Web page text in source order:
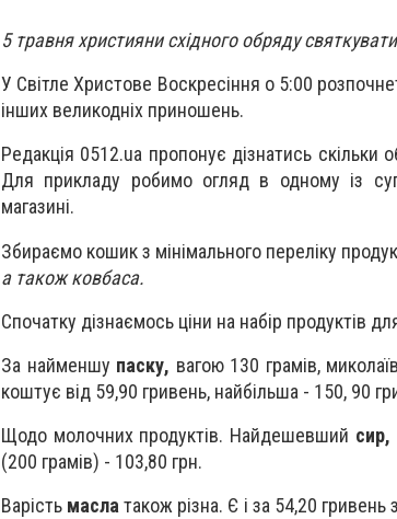
5 травня християни східного обряду
У Світле Христове Воскресіння о 5:00
інших великодніх приношень.
Редакція 0512.ua пропонує дізнатись скільки
Для прикладу робимо огляд в одному із
магазині.
Збираємо кошик з мінімального переліку
а також ковбаса.
Спочатку дізнаємось ціни на набір продуктів
За найменшу паску, вагою 130 грамів,
коштує від 59,90 гривень, найбільша - 150, 90
Щодо молочних продуктів. Найдешевший сир,
(200 грамів) - 103,80 грн.
Варість маслатакож різна. Є і за 54,20 гривень